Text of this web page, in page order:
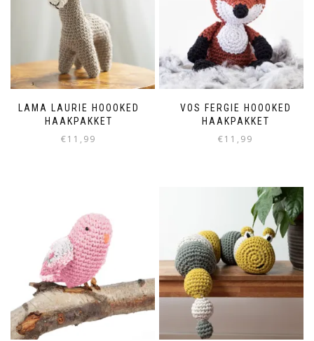
LAMA LAURIE HOOOKED
HAAKPAKKET
€11,99
VOS FERGIE HOOOKED
HAAKPAKKET
€11,99